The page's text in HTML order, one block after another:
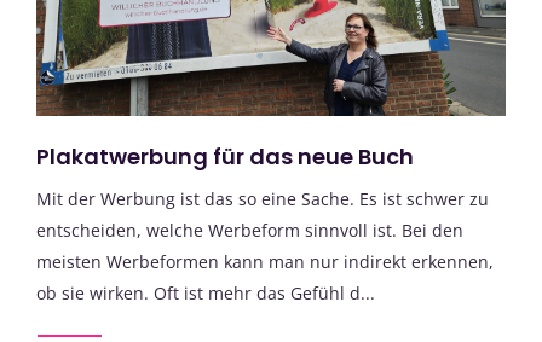
Plakatwerbung für das neue Buch
Mit der Werbung ist das so eine Sache. Es ist schwer zu
entscheiden, welche Werbeform sinnvoll ist. Bei den
meisten Werbeformen kann man nur indirekt erkennen,
ob sie wirken. Oft ist mehr das Gefühl d...